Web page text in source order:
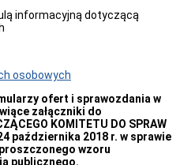
informacyjną dotyczącą
osobowych
ofert i sprawozdania w
załączniki do
KOMITETU DO SPRAW
października 2018 r. w sprawie
wzoru
publicznego.